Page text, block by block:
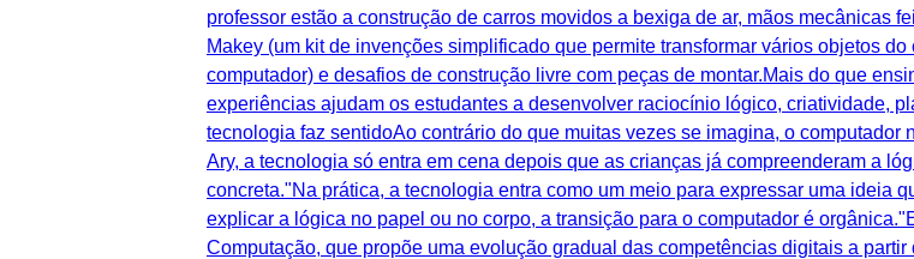
professor estão a construção de carros movidos a bexiga de ar, mãos mecânicas
Makey (um kit de invenções simplificado que permite transformar vários objetos
computador) e desafios de construção livre com peças de montar.Mais do que
experiências ajudam os estudantes a desenvolver raciocínio lógico, criatividade,
tecnologia faz sentidoAo contrário do que muitas vezes se imagina, o
Ary, a tecnologia só entra em cena depois que as crianças já compreenderam a
concreta."Na prática, a tecnologia entra como um meio para expressar uma ideia
explicar a lógica no papel ou no corpo, a transição para o computador é
Computação, que propõe uma evolução gradual das competências digitais a